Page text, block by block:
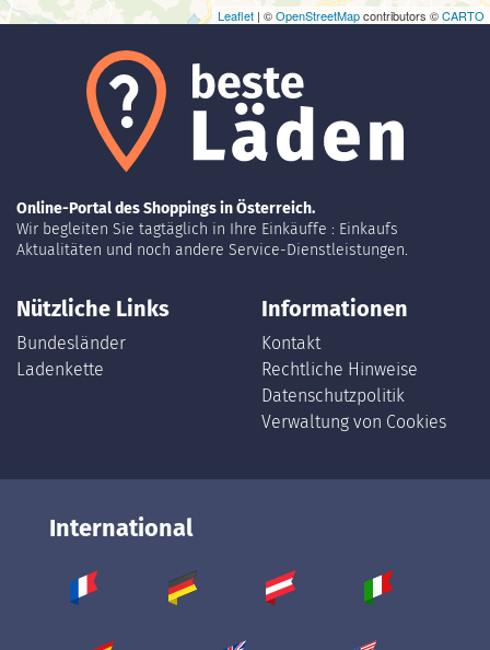
Leaflet | ©OpenStreetMapcontributors ©CARTO
Online-Portal des Shoppings in Österreich.
Wir begleiten Sie tagtäglich in Ihre Einkäuffe : Einkaufs
Aktualitäten und noch andere Service-Dienstleistungen.
Nützliche Links
Bundesländer
Ladenkette
Informationen
Kontakt
Rechtliche Hinweise
Datenschutzpolitik
Verwaltung von Cookies
International